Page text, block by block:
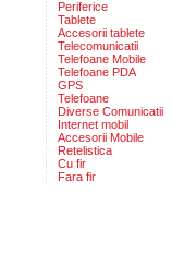
Periferice
Tablete
Accesorii tablete
Telecomunicatii
Telefoane Mobile
Telefoane PDA
GPS
Telefoane
Diverse Comunicatii
Internet mobil
Accesorii Mobile
Retelistica
Cu fir
Fara fir